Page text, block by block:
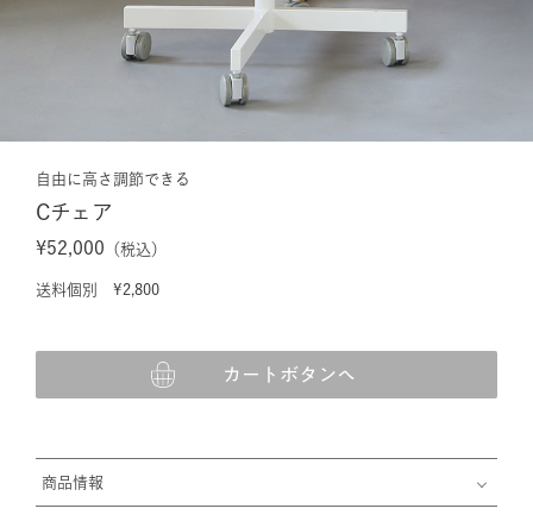
自由に高さ調節できる
Cチェア
¥52,000 （税込）
送料個別 ¥2,800
カートボタンへ
商品情報